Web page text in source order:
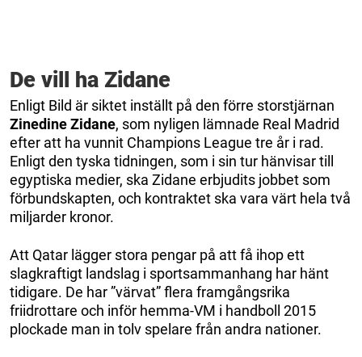
De vill ha Zidane
Enligt Bild är siktet inställt på den förre storstjärnan
Zinedine Zidane, som nyligen lämnade Real Madrid
efter att ha vunnit Champions League tre år i rad.
Enligt den tyska tidningen, som i sin tur hänvisar till
egyptiska medier, ska Zidane erbjudits jobbet som
förbundskapten, och kontraktet ska vara värt hela två
miljarder kronor.
Att Qatar lägger stora pengar på att få ihop ett
slagkraftigt landslag i sportsammanhang har hänt
tidigare. De har ”värvat” flera framgångsrika
friidrottare och inför hemma-VM i handboll 2015
plockade man in tolv spelare från andra nationer.